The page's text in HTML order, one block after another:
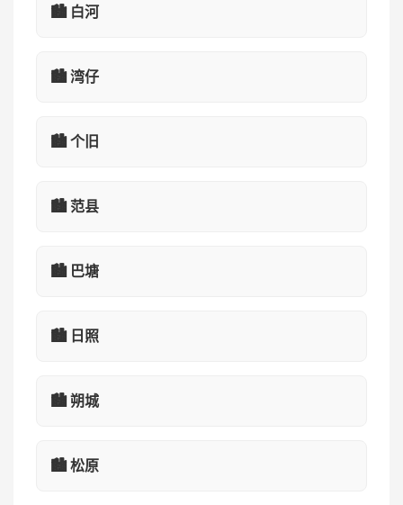
🏙️ 白河
🏙️ 湾仔
🏙️ 个旧
🏙️ 范县
🏙️ 巴塘
🏙️ 日照
🏙️ 朔城
🏙️ 松原